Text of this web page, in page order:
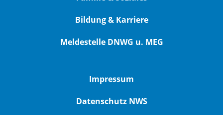
Bildung & Karriere
Meldestelle DNWG u. MEG
Impressum
Datenschutz NWS